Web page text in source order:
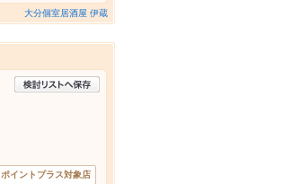
大分個室居酒屋 伊蔵
ポイントプラス対象店